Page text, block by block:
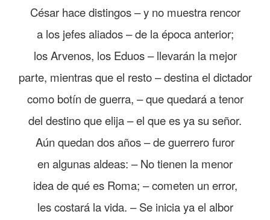
César hace distingos – y no muestra rencor
a los jefes aliados – de la época anterior;
los Arvenos, los Eduos – llevarán la mejor
parte, mientras que el resto – destina el dictador
como botín de guerra, – que quedará a tenor
del destino que elija – el que es ya su señor.
Aún quedan dos años – de guerrero furor
en algunas aldeas: – No tienen la menor
idea de qué es Roma; – cometen un error,
les costará la vida. – Se inicia ya el albor